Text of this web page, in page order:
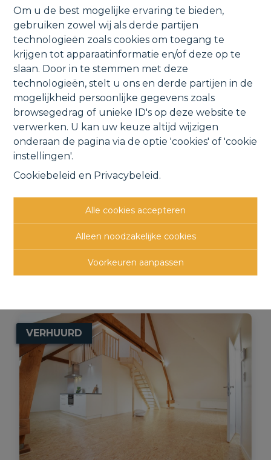
Om u de best mogelijke ervaring te bieden,
gebruiken zowel wij als derde partijen
technologieën zoals cookies om toegang te
krijgen tot apparaatinformatie en/of deze op te
slaan. Door in te stemmen met deze
technologieën, stelt u ons en derde partijen in de
mogelijkheid persoonlijke gegevens zoals
browsegedrag of unieke ID's op deze website te
verwerken. U kan uw keuze altijd wijzigen
onderaan de pagina via de optie 'cookies' of 'cookie
instellingen'.
Cookiebeleid en Privacybeleid .
Alle cookies accepteren
Alleen noodzakelijke cookies
Voorkeuren aanpassen
VERHUURD
Verzorgd appartement met koer,
bergingen en garage.
Topmolen 69a 101, 1840 Londerzeel
VERHUURD